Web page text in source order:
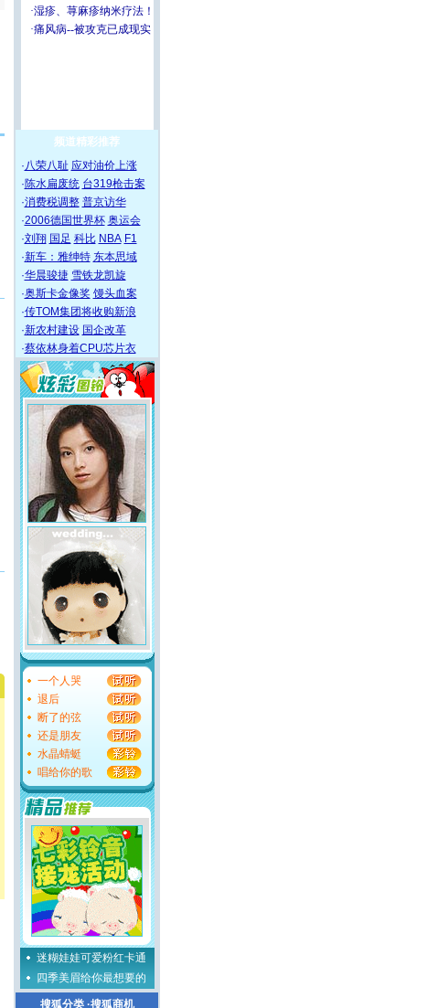
频道精彩推荐
·八荣八耻 应对油价上涨
·陈水扁废统 台319枪击案
·消费税调整 普京访华
·2006德国世界杯 奥运会
·刘翔 国足 科比 NBA F1
·新车：雅绅特 东本思域
·华晨骏捷 雪铁龙凯旋
·奥斯卡金像奖 馒头血案
·传TOM集团将收购新浪
·新农村建设 国企改革
·蔡依林身着CPU芯片衣
一个人哭
退后
断了的弦
还是朋友
水晶蜻蜓
唱给你的歌
迷糊娃娃可爱粉红卡通
四季美眉给你最想要的
搜狐分类·搜狐商机